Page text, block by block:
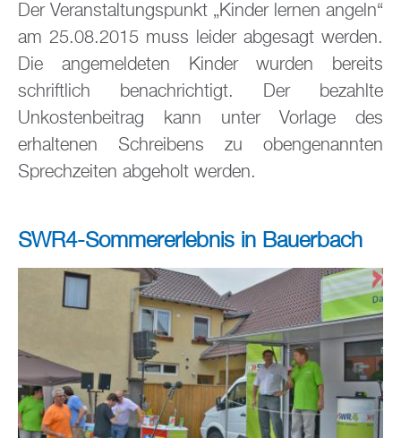
Der Veranstaltungspunkt „Kinder lernen angeln“
am 25.08.2015 muss leider abgesagt werden.
Die angemeldeten Kinder wurden bereits
schriftlich benachrichtigt. Der bezahlte
Unkostenbeitrag kann unter Vorlage des
erhaltenen Schreibens zu obengenannten
Sprechzeiten abgeholt werden.
SWR4-Sommererlebnis in Bauerbach